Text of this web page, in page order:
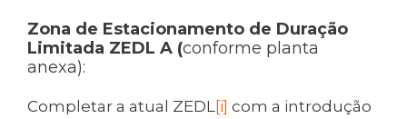
Zona de Estacionamento de Duração
Limitada ZEDL A (conforme planta
anexa):
Completar a atual ZEDL[i] com a introdução